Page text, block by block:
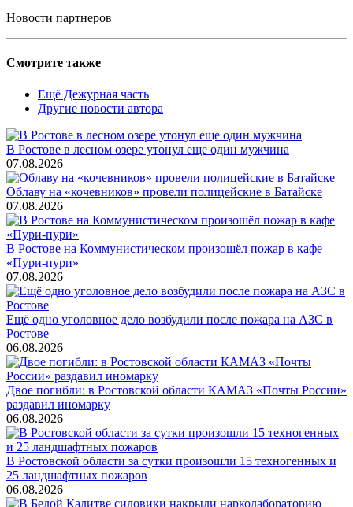
Новости партнеров
Смотрите также
Ещё Дежурная часть
Другие новости автора
В Ростове в лесном озере утонул еще один мужчина
07.08.2026
Облаву на «кочевников» провели полицейские в Батайске
07.08.2026
В Ростове на Коммунистическом произошёл пожар в кафе
«Пури-пури»
07.08.2026
Ещё одно уголовное дело возбудили после пожара на АЗС в
Ростове
06.08.2026
Двое погибли: в Ростовской области КАМАЗ «Почты России»
раздавил иномарку
06.08.2026
В Ростовской области за сутки произошли 15 техногенных и
25 ландшафтных пожаров
06.08.2026